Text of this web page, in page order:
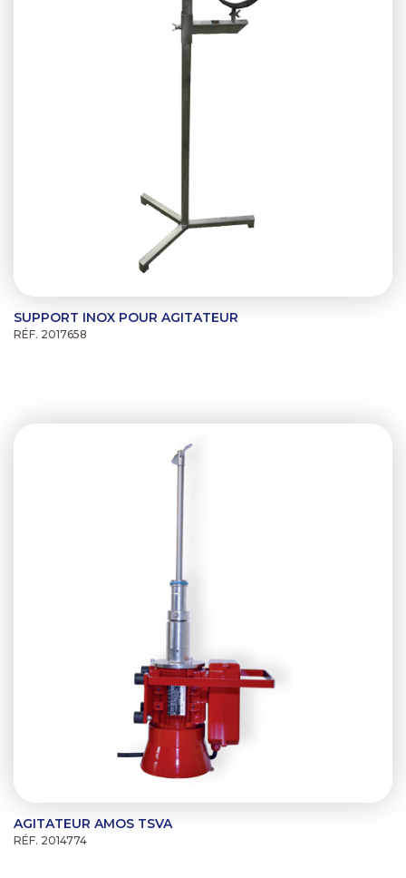
SUPPORT INOX POUR AGITATEUR
RÉF. 2017658
AGITATEUR AMOS TSVA
RÉF. 2014774